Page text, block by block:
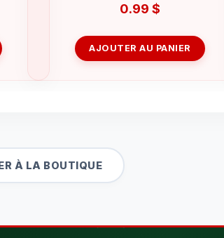
0.99 $
AJOUTER AU PANIER
À LA BOUTIQUE